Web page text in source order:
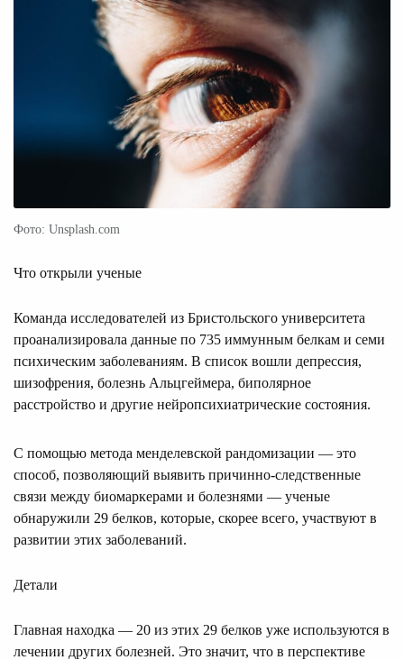
Фото: Unsplash.com
Что открыли ученые
Команда исследователей из Бристольского университета
проанализировала данные по 735 иммунным белкам и семи
психическим заболеваниям. В список вошли депрессия,
шизофрения, болезнь Альцгеймера, биполярное
расстройство и другие нейропсихиатрические состояния.
С помощью метода менделевской рандомизации — это
способ, позволяющий выявить причинно-следственные
связи между биомаркерами и болезнями — ученые
обнаружили 29 белков, которые, скорее всего, участвуют в
развитии этих заболеваний.
Детали
Главная находка — 20 из этих 29 белков уже используются в
лечении других болезней. Это значит, что в перспективе